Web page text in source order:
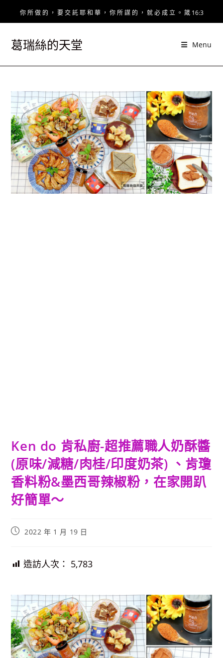
你 所 做 的 ， 要 交 託 耶 和 華 ， 你 所 謀 的 ， 就 必 成 立 。 箴 16:3
葛瑞絲的天堂 Menu
Ken do 肯私廚-超推薦職人奶酥醬
(原味/減糖/肉桂/印度奶茶) 、肯瓊
香料粉&墨西哥辣椒粉，在家開趴
好簡單～
Post2022 年 1 月 19 日
造訪人次： 5,783